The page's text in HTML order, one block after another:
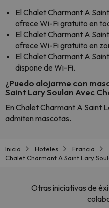
El Chalet Charmant A
ofrece Wi-Fi gratuito en
El Chalet Charmant A
ofrece Wi-Fi gratuito en
El Chalet Charmant A
dispone de Wi-Fi.
¿Puedo alojarme con
Saint Lary Soulan Avec
En Chalet Charmant A Saint
admiten mascotas.
Inicio Hoteles Francia
Chalet Charmant A Saint Lary
Otras iniciativas de